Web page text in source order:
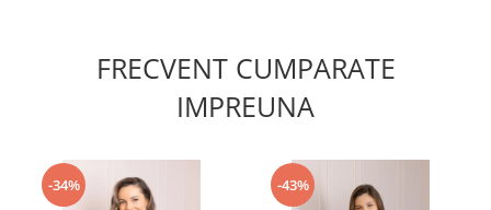
FRECVENT CUMPARATE
IMPREUNA
-34% -43%